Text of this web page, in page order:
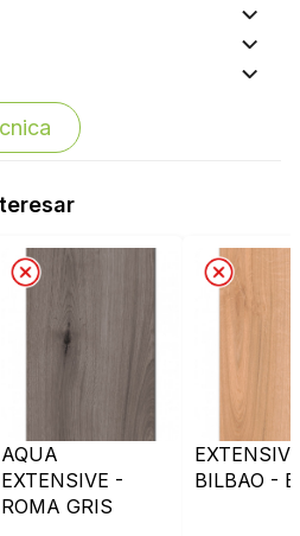
AQUA
EXTENSIVE -
ROMA GRIS
BILBAO -